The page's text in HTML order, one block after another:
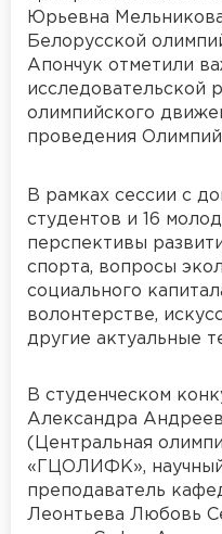
Юрьевна
Белорусской
Апончук отметили
исследовательской
олимпийского
проведения
В рамках сессии с
студентов и 16
перспективы
спорта, вопросы
социального
волонтерстве,
другие актуальные
В студенческом
Александра
(Центральная
«ГЦОЛИФК»,
преподаватель
Леонтьева Любовь